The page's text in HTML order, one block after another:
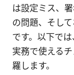
は設定ミス、
の問題、そし
です。以下で
実務で使える
羅します。